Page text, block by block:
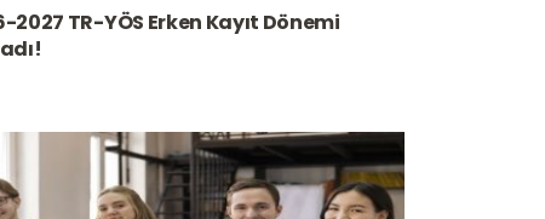
2027 TR-YÖS Erken Kayıt Dönemi